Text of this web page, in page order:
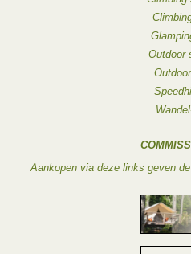
Aankopen via deze links geven